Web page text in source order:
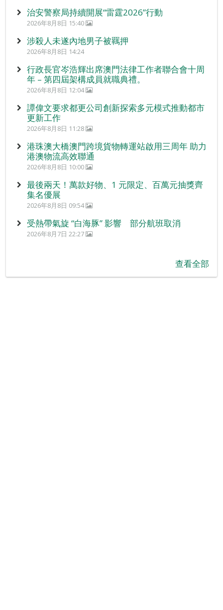
治安警察局持續開展“雷霆2026”行動
2026年8月8日 15:40
涉殺人未遂內地男子被羈押
2026年8月8日 14:24
行政長官岑浩輝出席澳門法律工作者聯合會十周
年 – 第四屆架構成員就職典禮。
2026年8月8日 12:04
譚偉文要求都更公司創新探索多元模式推動都市
更新工作
2026年8月8日 11:28
港珠澳大橋澳門跨境貨物轉運站啟用三周年 助力
港澳物流高效聯通
2026年8月8日 10:00
最後兩天！萬款好物、1 元限定、百萬元抽獎齊
集名優展
2026年8月8日 09:54
受熱帶氣旋 “白海豚” 影響 部分航班取消
2026年8月7日 22:27
查看全部